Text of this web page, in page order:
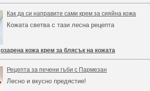
Как да си направите сами крем за сияйна кожа
Кожата светва с тази лесна рецепта
озарена кожа крем за блясък на кожата
Рецепта за печени гъби с Пармезан
Лесно и вкусно предястие!